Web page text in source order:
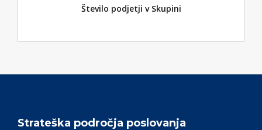
Število podjetji v Skupini
Strateška področja poslovanja